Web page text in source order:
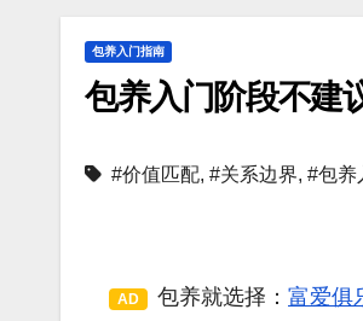
包养入门指南
包养入门阶段不建
#价值匹配, #关系边界, #包养
AD 包养就选择： 富爱俱